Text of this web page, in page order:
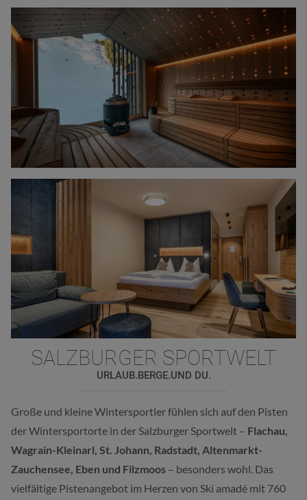
SALZBURGER SPORTWELT
URLAUB.BERGE.UND DU.
Große und kleine Wintersportler fühlen sich auf den Pisten
der Wintersportorte in der Salzburger Sportwelt – Flachau,
Wagrain-Kleinarl, St. Johann, Radstadt, Altenmarkt-
Zauchensee, Eben und Filzmoos – besonders wohl. Das
vielfältige Pistenangebot im Herzen von Ski amadé mit 760